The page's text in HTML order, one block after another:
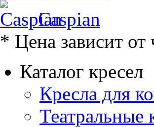
Caspian
* Цена зависит
Каталог кресел
Кресла для
Театральные